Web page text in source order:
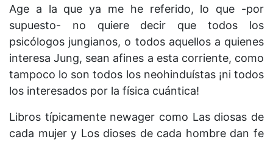
Age a la que ya me he referido, lo que -por
supuesto- no quiere decir que todos los
psicólogos jungianos, o todos aquellos a quienes
interesa Jung, sean afines a esta corriente, como
tampoco lo son todos los neohinduístas ¡ni todos
los interesados por la física cuántica!
Libros típicamente newager como Las diosas de
cada mujer y Los dioses de cada hombre dan fe